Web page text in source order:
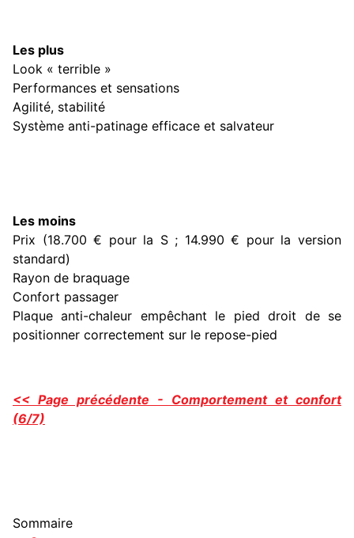
Les plus
Look « terrible »
Performances et sensations
Agilité, stabilité
Système anti-patinage efficace et salvateur
Les moins
Prix (18.700 € pour la S ; 14.990 € pour la version
standard)
Rayon de braquage
Confort passager
Plaque anti-chaleur empêchant le pied droit de se
positionner correctement sur le repose-pied
<< Page précédente - Comportement et confort
(6/7)
Sommaire